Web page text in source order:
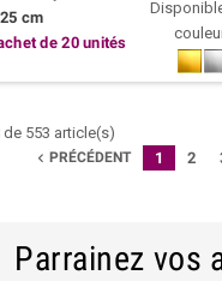
cm
de 20 unités
Or
553 article(s)
 PRÉCÉDENT 1 2
Parrainez vos